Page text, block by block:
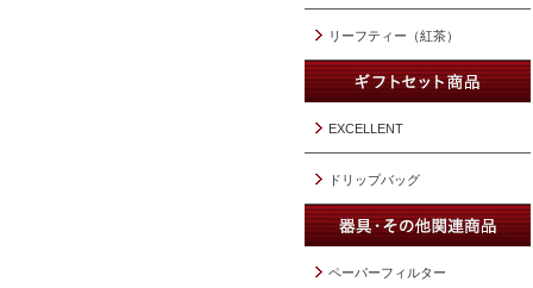
リーフティー（紅茶）
EXCELLENT
ドリップバッグ
ペーパーフィルター